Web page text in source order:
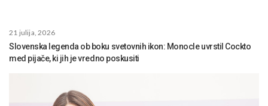
21 julija, 2026
Slovenska legenda ob boku svetovnih ikon: Monocle uvrstil Cockto
med pijače, ki jih je vredno poskusiti